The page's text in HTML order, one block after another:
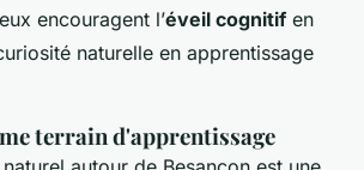
encouragent l’éveil cognitifen
naturelle en apprentissage
terrain d'apprentissage